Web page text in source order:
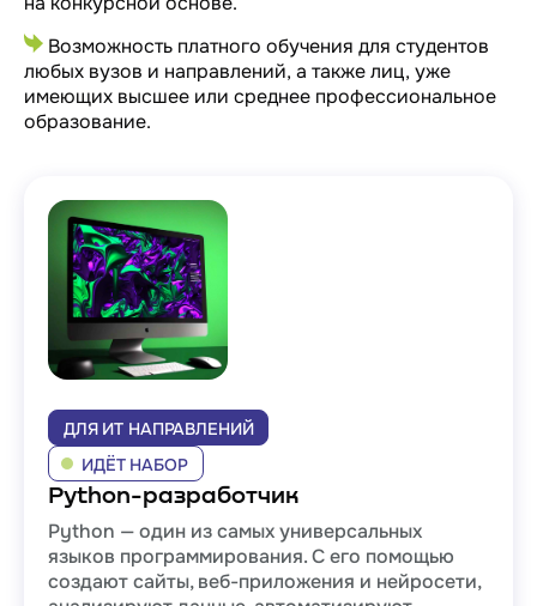
Возможность платного обучения для студентов
любых вузов и направлений, а также лиц, уже
имеющих высшее или среднее профессиональное
образование.
ДЛЯ ИТ НАПРАВЛЕНИЙ
ИДЁТ НАБОР
Python-разработчик
Python — один из самых универсальных
языков программирования. С его помощью
создают сайты, веб-приложения и нейросети,